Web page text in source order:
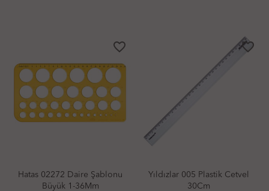
favorite_border
Hatas 02272 Daire Şablonu
Büyük 1-36Mm
favorite_border
Yıldızlar 005 Plastik Cetvel
30Cm